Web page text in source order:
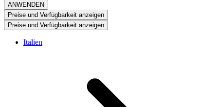
ANWENDEN
Preise und Verfügbarkeit anzeigen
Preise und Verfügbarkeit anzeigen
Italien